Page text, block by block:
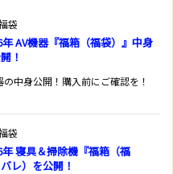
袋
AV機器『福箱（福袋）』中身
！
中身公開！購入前にご確認を！
袋
寝具＆掃除機『福箱（福
レ）を公開！